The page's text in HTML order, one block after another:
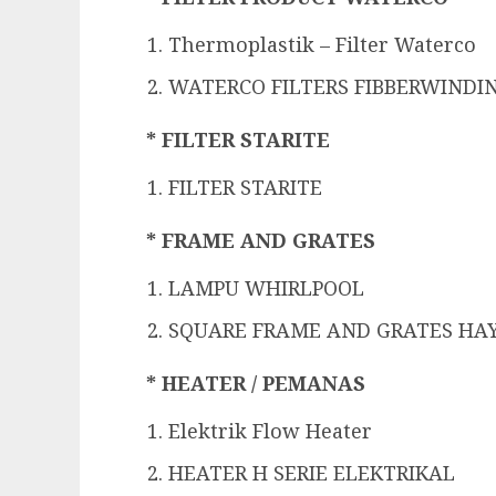
Thermoplastik – Filter Waterco
WATERCO FILTERS
* FILTER STARITE
FILTER STARITE
* FRAME AND GRATES
LAMPU WHIRLPOOL
SQUARE FRAME AND GRATES
* HEATER / PEMANAS
Elektrik Flow Heater
HEATER H SERIE ELEKTRIKAL